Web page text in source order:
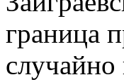
граница